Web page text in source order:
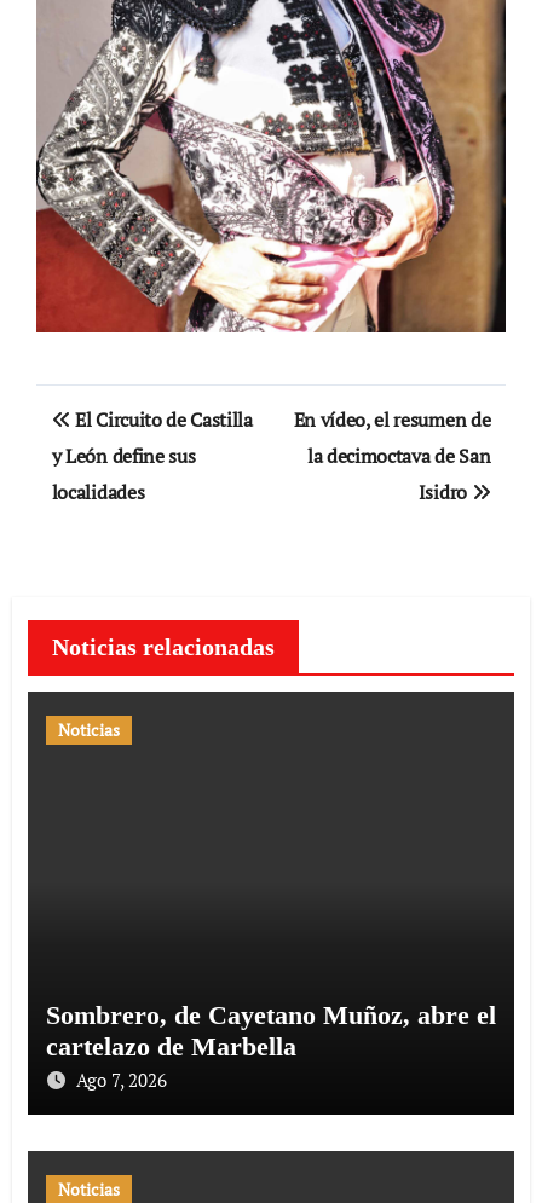
Navegación
de
entradas
El Circuito de Castilla
y León define sus
localidades
En vídeo, el resumen de
la decimoctava de San
Isidro
Noticias relacionadas
Noticias
Sombrero, de Cayetano Muñoz, abre el
cartelazo de Marbella
Ago 7, 2026
Noticias